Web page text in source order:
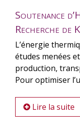
Soutenance
Recherche de
L’énergie
études menées
production,
Pour optimiser
Lire la suite